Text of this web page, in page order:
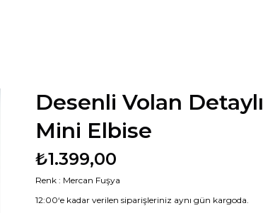
Desenli Volan Detaylı
Mini Elbise
₺1.399,00
Renk : Mercan Fuşya
12:00‘e kadar verilen siparişleriniz aynı gün kargoda.